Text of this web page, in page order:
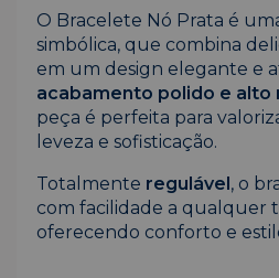
O Bracelete Nó Prata é
simbólica, que combina
em um design elegante e
acabamento polido e alto
peça é perfeita para
leveza e sofisticação.
Totalmente regulável , o
com facilidade a qualquer
oferecendo conforto e